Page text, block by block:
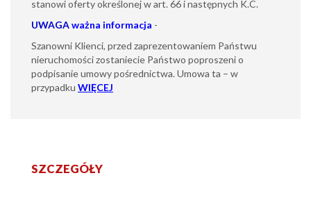
stanowi oferty określonej w art. 66 i następnych K.C.
UWAGAważna informacja -
Szanowni Klienci, przed zaprezentowaniem Państwu
nieruchomości zostaniecie Państwo poproszeni o
podpisanie umowy pośrednictwa. Umowa ta – w
przypadku WIĘCEJ
SZCZEGÓŁY